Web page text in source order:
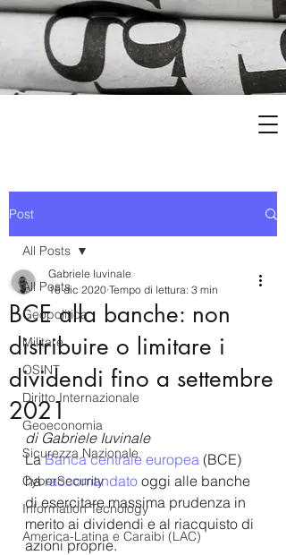
Post
All Posts
Geopolitica
Militare
OSINT
Diritto Internazionale
Geoeconomia
Sicurezza Nazionale
CyberSecurity
Information Tecnology
America-Latina e Caraibi (LAC)
All Posts
BCE alla banche: non
distribuire o limitare i
dividendi fino a settembre
2021
Gabriele Iuvinale
16 dic 2020 Tempo di lettura: 3 min
di Gabriele Iuvinale
La Banca centrale europea (BCE)
ha raccomandato oggi alle banche
di esercitare massima prudenza in
merito ai dividendi e al riacquisto di
azioni proprie.